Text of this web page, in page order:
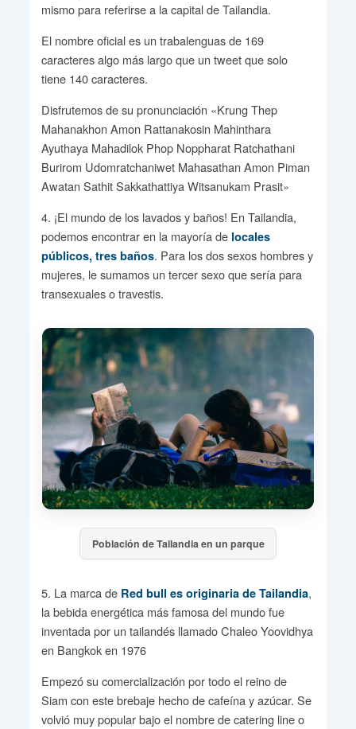
mismo para referirse a la capital de Tailandia.
El nombre oficial es un trabalenguas de 169
caracteres algo más largo que un tweet que solo
tiene 140 caracteres.
Disfrutemos de su pronunciación «Krung Thep
Mahanakhon Amon Rattanakosin Mahinthara
Ayuthaya Mahadilok Phop Noppharat Ratchathani
Burirom Udomratchaniwet Mahasathan Amon Piman
Awatan Sathit Sakkathattiya Witsanukam Prasit»
4. ¡El mundo de los lavados y baños! En Tailandia,
podemos encontrar en la mayoría delocales
públicos, tres baños. Para los dos sexos hombres y
mujeres, le sumamos un tercer sexo que sería para
transexuales o travestis.
Población de Tailandia en un parque
5. La marca de Red bull es originaria de Tailandia,
la bebida energética más famosa del mundo fue
inventada por un tailandés llamado Chaleo Yoovidhya
en Bangkok en 1976
Empezó su comercialización por todo el reino de
Siam con este brebaje hecho de cafeína y azúcar. Se
volvió muy popular bajo el nombre de catering line o